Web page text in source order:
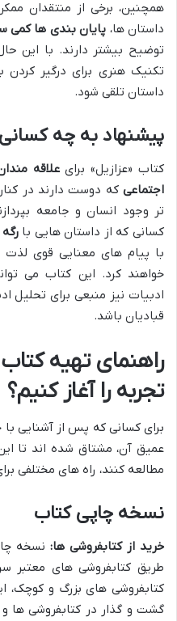
همچنین، برخی از منتقدان
داستان ها، پایان بندی ها کمی
توضیح بیشتر دارند. با این
تکنیک هنری برای درگیر
داستان تلقی شود.
پیشنهاد به چه
کتاب «عزازیل» برایعلاقه
اجتماعی که دوست دارند در
تر وجود انسان و جامعه
کسانی که از داستان هایی با
با پیام های معنایی قوی لذت
خواهند کرد. این کتاب می
ادبیات نیز منبعی برای تحلیل
قبادیان باشد.
راهنمای تهیه
تجربه را آغاز کنیم؟
برای کسانی که پس از آشنایی
عمیق آن، مشتاق شده اند تا
مطالعه کنند، راه های مختلفی
نسخه چاپی کتاب
خرید از کتابفروشی ها: نسخه
طریق کتابفروشی های معتبر
کتابفروشی های بزرگ و کوچک،
گشت و گذار در کتابفروشی ها